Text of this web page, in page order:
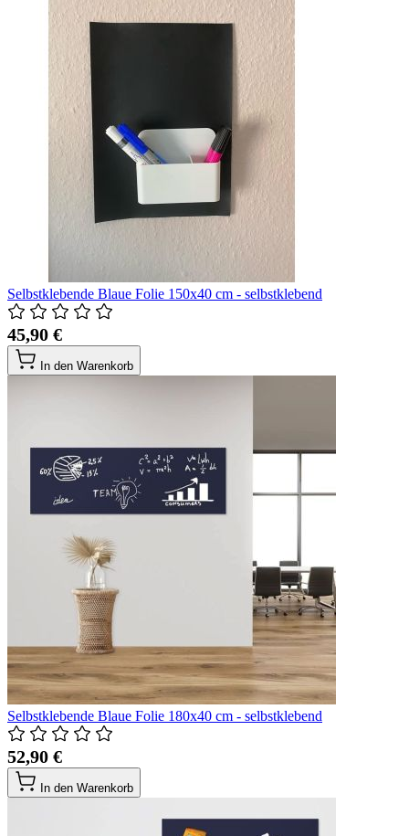
Selbstklebende Blaue Folie 150x40 cm - selbstklebend
45,90 €
In den Warenkorb
Selbstklebende Blaue Folie 180x40 cm - selbstklebend
52,90 €
In den Warenkorb